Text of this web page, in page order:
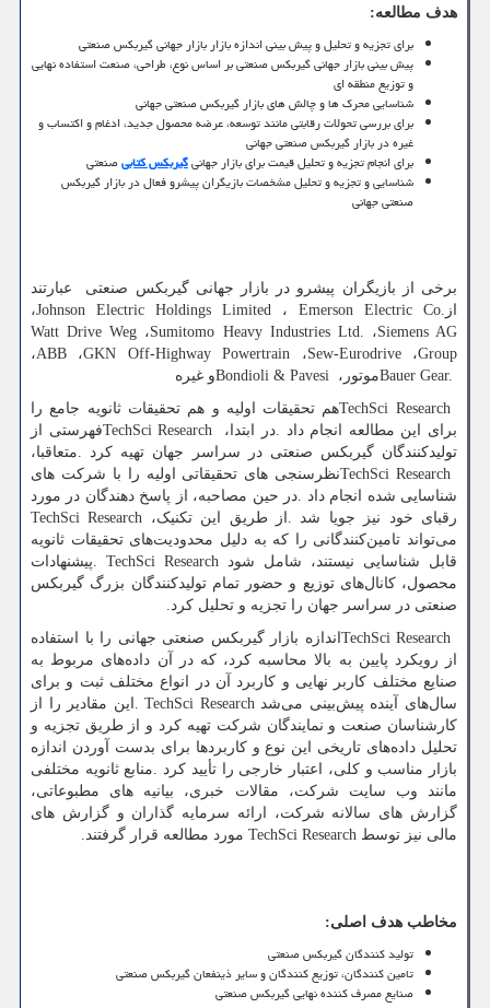
هدف مطالعه:
برای تجزیه و تحلیل و پیش بینی اندازه بازار بازار جهانی گیربکس صنعتی
پیش بینی بازار جهانی گیربکس صنعتی بر اساس نوع، طراحی، صنعت استفاده نهایی
و توزیع منطقه ای
شناسایی محرک ها و چالش های بازار گیربکس صنعتی جهانی
برای بررسی تحولات رقابتی مانند توسعه، عرضه محصول جدید، ادغام و اکتساب و
غیره در بازار گیربکس صنعتی جهانی
برای انجام تجزیه و تحلیل قیمت برای بازار جهانیگیربکس کتابیصنعتی
شناسایی و تجزیه و تحلیل مشخصات بازیگران پیشرو فعال در بازار گیربکس
صنعتی جهانی
برخی از بازیگران پیشرو در بازار جهانی گیربکس صنعتی عبارتند
از Emerson Electric Co. ، Johnson Electric Holdings Limited،
Siemens AG، Sumitomo Heavy Industries Ltd.، Watt Drive Weg
Group،Sew-Eurodrive، GKN Off-Highway Powertrain، ABB،
Bauer Gear.موتور، Bondioli & Pavesiو غیره
TechSci Researchهم تحقیقات اولیه و هم تحقیقات ثانویه جامع را
برای این مطالعه انجام داد .در ابتدا، TechSci Researchفهرستی از
تولیدکنندگان گیربکس صنعتی در سراسر جهان تهیه کرد.متعاقبا،
TechSci Researchنظرسنجی های تحقیقاتی اولیه را با شرکت های
شناسایی شده انجام داد .در حین مصاحبه، از پاسخ دهندگان در مورد
رقبای خود نیز جویا شد. از طریق این تکنیک، TechSci Research
می‌تواند تامین‌کنندگانی را که به دلیل محدودیت‌های تحقیقات ثانویه
قابل شناسایی نیستند، شامل شود . TechSci Researchپیشنهادات
محصول، کانال‌های توزیع و حضور تمام تولیدکنندگان بزرگ گیربکس
صنعتی در سراسر جهان را تجزیه و تحلیل کرد.
TechSci Research اندازه بازار گیربکس صنعتی جهانی را با استفاده
از رویکرد پایین به بالا محاسبه کرد، که در آن داده‌های مربوط به
صنایع مختلف کاربر نهایی و کاربرد آن در انواع مختلف ثبت و برای
سال‌های آینده پیش‌بینی می‌شد. TechSci Research این مقادیر را از
کارشناسان صنعت و نمایندگان شرکت تهیه کرد و از طریق تجزیه و
تحلیل داده‌های تاریخی این نوع و کاربردها برای بدست آوردن اندازه
بازار مناسب و کلی، اعتبار خارجی را تأیید کرد.منابع ثانویه مختلفی
مانند وب سایت شرکت، مقالات خبری، بیانیه های مطبوعاتی،
گزارش های سالانه شرکت، ارائه سرمایه گذاران و گزارش های
مالی نیز توسط TechSci Research مورد مطالعه قرار گرفتند.
مخاطب هدف اصلی:
تولید کنندگان گیربکس صنعتی
تامین کنندگان، توزیع کنندگان و سایر ذینفعان گیربکس صنعتی
صنایع مصرف کننده نهایی گیربکس صنعتی